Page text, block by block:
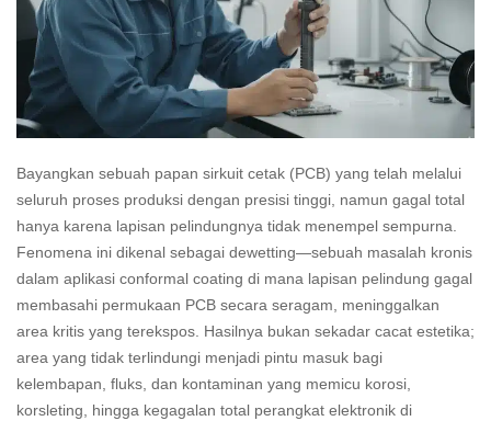
Bayangkan sebuah papan sirkuit cetak (PCB) yang telah melalui
seluruh proses produksi dengan presisi tinggi, namun gagal total
hanya karena lapisan pelindungnya tidak menempel sempurna.
Fenomena ini dikenal sebagai dewetting—sebuah masalah kronis
dalam aplikasi conformal coating di mana lapisan pelindung gagal
membasahi permukaan PCB secara seragam, meninggalkan
area kritis yang terekspos. Hasilnya bukan sekadar cacat estetika;
area yang tidak terlindungi menjadi pintu masuk bagi
kelembapan, fluks, dan kontaminan yang memicu korosi,
korsleting, hingga kegagalan total perangkat elektronik di